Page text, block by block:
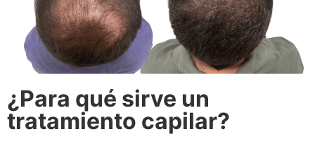
¿Para qué sirve un
tratamiento capilar?